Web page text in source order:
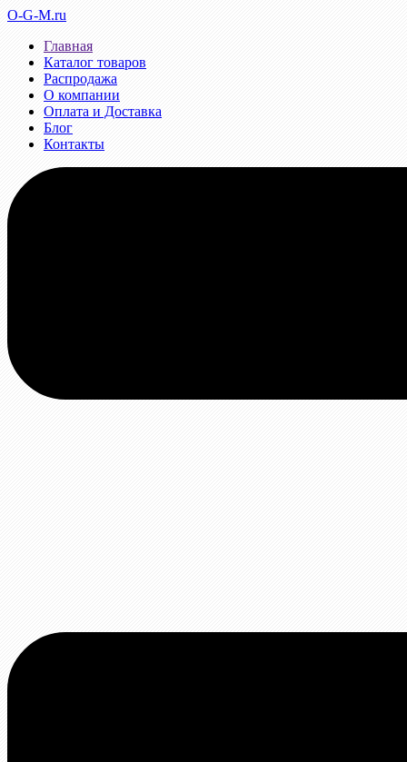
O-G-M.ru
Главная
Каталог товаров
Распродажа
О компании
Оплата и Доставка
Блог
Контакты